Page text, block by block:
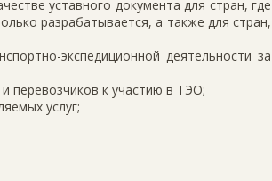
уставного документа для стран, где
разрабатывается, а также для стран,
экспедиционной деятельности за
перевозчиков к участию в ТЭО;
услуг;